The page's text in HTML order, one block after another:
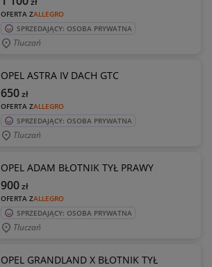
OFERTA ZALLEGRO
SPRZEDAJĄCY: OSOBA PRYWATNA
Tluczań
OPEL ASTRA IV DACH GTC
OFERTA ZALLEGRO
650zł
SPRZEDAJĄCY: OSOBA PRYWATNA
Tluczań
OPEL ADAM BŁOTNIK TYŁ PRAWY
OFERTA ZALLEGRO
900zł
SPRZEDAJĄCY: OSOBA PRYWATNA
Tluczań
OPEL GRANDLAND X BŁOTNIK TYŁ